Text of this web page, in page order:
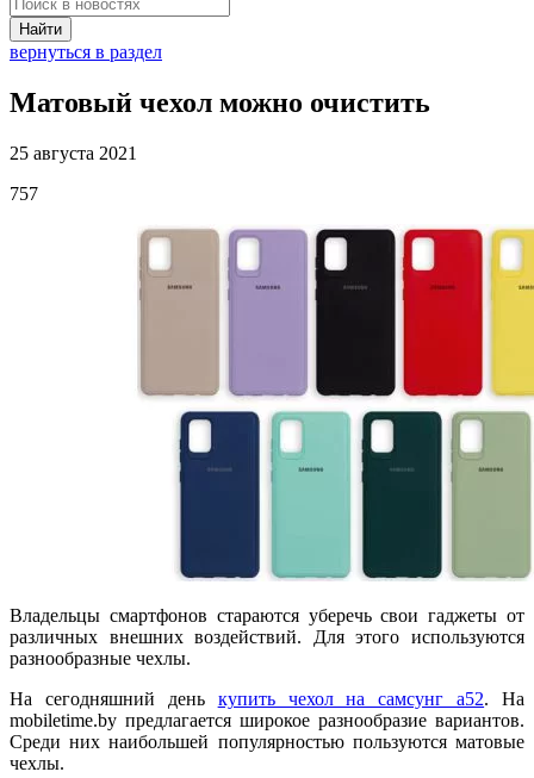
Найти
вернуться в раздел
Матовый чехол можно очистить
25 августа 2021
757
Владельцы смартфонов стараются уберечь свои гаджеты от
различных внешних воздействий. Для этого используются
разнообразные чехлы.
На сегодняшний день купить чехол на самсунг а52. На
mobiletime.by предлагается широкое разнообразие вариантов.
Среди них наибольшей популярностью пользуются матовые
чехлы.